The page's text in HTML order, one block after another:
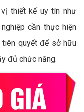
thiết kế uy tín như
cần thực hiện
quyết để sở hữu
đủ chức năng.